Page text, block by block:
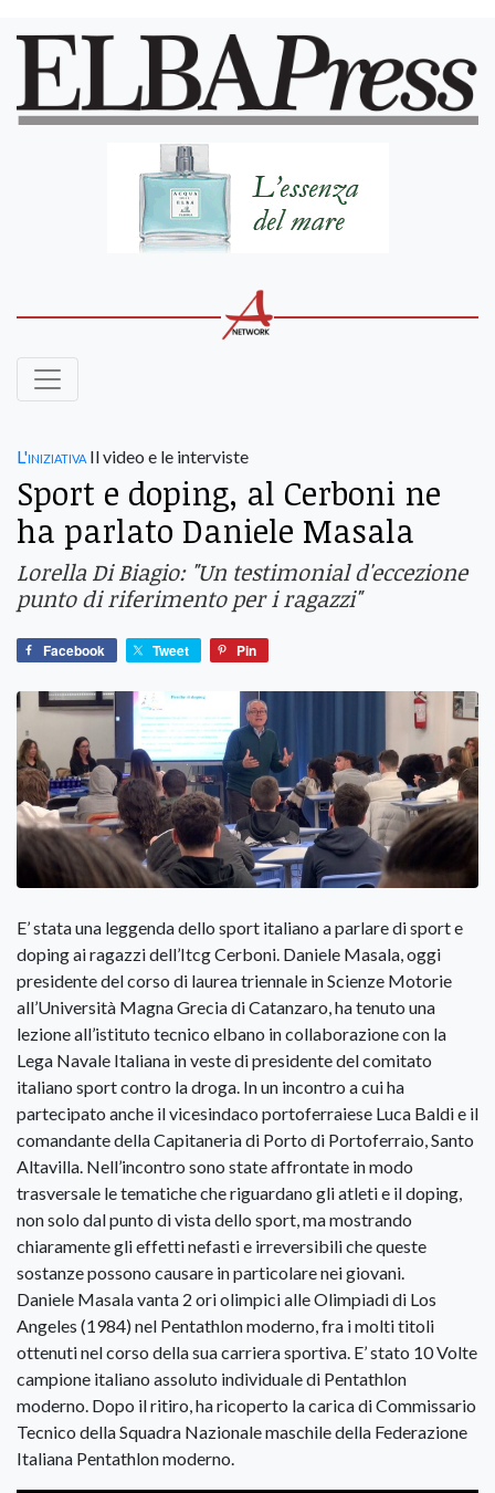
L'iniziativa Il video e le interviste
Sport e doping, al Cerboni ne
ha parlato Daniele Masala
Lorella Di Biagio: "Un testimonial d'eccezione
punto di riferimento per i ragazzi"
Facebook Tweet Pin
E’ stata una leggenda dello sport italiano a parlare di sport e
doping ai ragazzi dell’Itcg Cerboni. Daniele Masala, oggi
presidente del corso di laurea triennale in Scienze Motorie
all’Università Magna Grecia di Catanzaro, ha tenuto una
lezione all’istituto tecnico elbano in collaborazione con la
Lega Navale Italiana in veste di presidente del comitato
italiano sport contro la droga. In un incontro a cui ha
partecipato anche il vicesindaco portoferraiese Luca Baldi e il
comandante della Capitaneria di Porto di Portoferraio, Santo
Altavilla. Nell’incontro sono state affrontate in modo
trasversale le tematiche che riguardano gli atleti e il doping,
non solo dal punto di vista dello sport, ma mostrando
chiaramente gli effetti nefasti e irreversibili che queste
sostanze possono causare in particolare nei giovani.
Daniele Masala vanta 2 ori olimpici alle Olimpiadi di Los
Angeles (1984) nel Pentathlon moderno, fra i molti titoli
ottenuti nel corso della sua carriera sportiva. E’ stato 10 Volte
campione italiano assoluto individuale di Pentathlon
moderno. Dopo il ritiro, ha ricoperto la carica di Commissario
Tecnico della Squadra Nazionale maschile della Federazione
Italiana Pentathlon moderno.